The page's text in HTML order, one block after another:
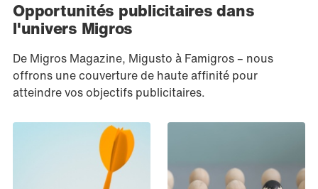
Opportunités publicitaires dans
l'univers Migros
De Migros Magazine, Migusto à Famigros – nous
offrons une couverture de haute affinité pour
atteindre vos objectifs publicitaires.